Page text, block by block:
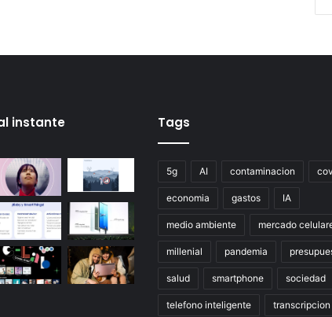
instante Tags
5g AI contaminacion
economia gastos IA
medio ambiente mercado
millenial pandemia
salud smartphone sociedad
telefono inteligente transcripcion